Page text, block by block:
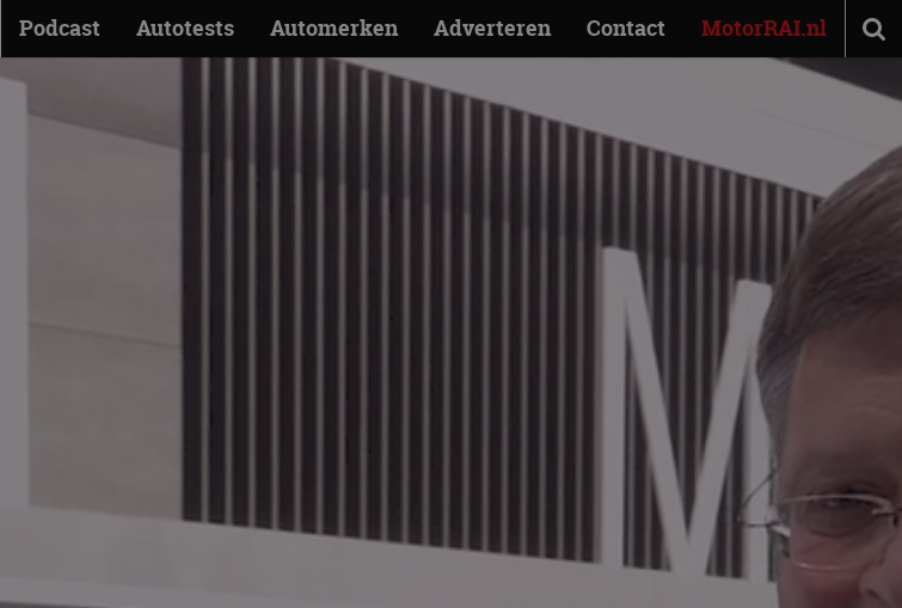
Podcast Autotests Automerken Adverteren Contact MotorRAI.nl